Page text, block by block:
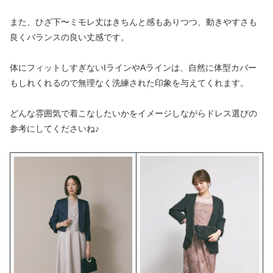
また、ひざ下〜ミモレ丈はきちんと感もありつつ、動きやすさも
良くバランスの良い丈感です。
体にフィットしすぎないIラインやAラインは、自然に体型カバー
もしれくれるので無理なく洗練された印象を与えてくれます。
どんな雰囲気で着こなしたいかをイメージしながらドレス選びの
参考にしてくださいね♪